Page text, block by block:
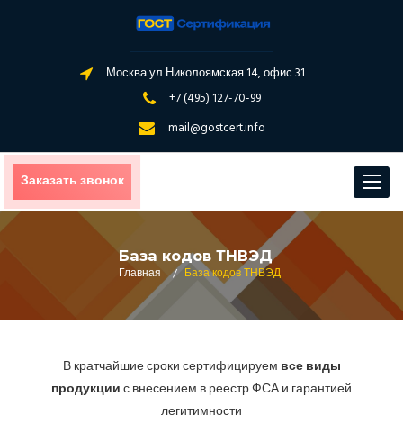
Москва ул Николоямская 14, офис 31
+7 (495) 127-70-99
mail@gostcert.info
Toggle
Заказать звонок
База кодов ТНВЭД
Главная / База кодов ТНВЭД
В кратчайшие сроки сертифицируем все виды
продукциис внесением в реестр ФСА и гарантией
легитимности